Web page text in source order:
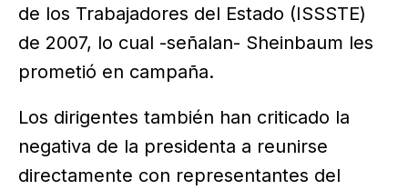
de los Trabajadores del Estado (ISSSTE)
de 2007, lo cual -señalan- Sheinbaum les
prometió en campaña.
Los dirigentes también han criticado la
negativa de la presidenta a reunirse
directamente con representantes del